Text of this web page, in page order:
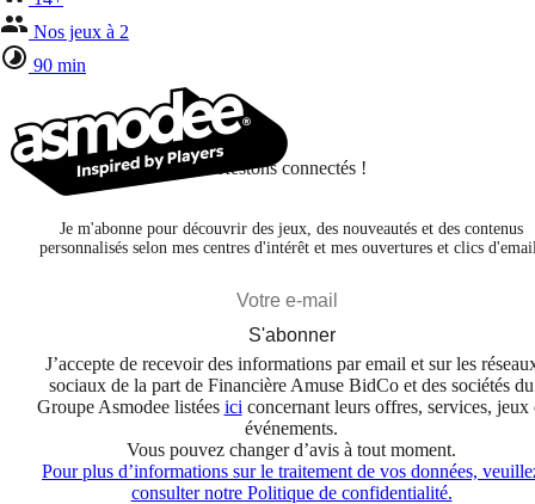
Nos jeux à 2
90 min
Restons connectés !
Je m'abonne pour découvrir des jeux, des nouveautés et des contenus
personnalisés selon mes centres d'intérêt et mes ouvertures et clics
S'abonner
J’accepte de recevoir des informations par email et sur les
sociaux de la part de Financière Amuse BidCo et des sociétés du
Groupe Asmodee listées ici concernant leurs offres, services, jeux
événements.
Vous pouvez changer d’avis à tout moment.
Pour plus d’informations sur le traitement de vos données,
consulter notre Politique de confidentialité.